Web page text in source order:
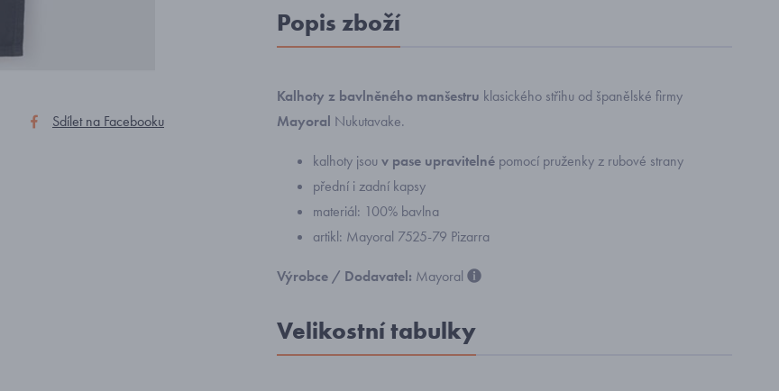
Sdílet na Facebooku
Popis zboží
Kalhoty z bavlněného manšestru klasického střihu od španělské firmy
Mayoral Nukutavake.
kalhoty jsouv pase upravitelné pomocí pruženky z rubové strany
přední i zadní kapsy
materiál: 100% bavlna
artikl: Mayoral 7525-79 Pizarra
Výrobce / Dodavatel: Mayoral
Velikostní tabulky